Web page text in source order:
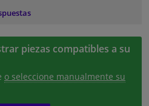
piezas compatibles a su
o seleccione manualmente su